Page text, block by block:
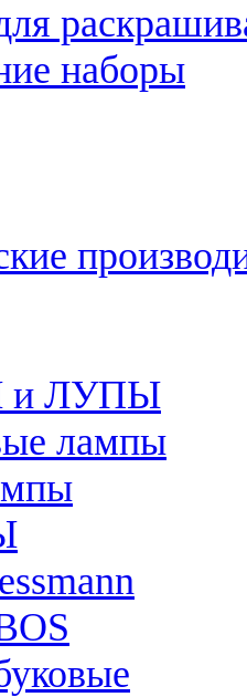
наборы
ЛУПЫ
лампы